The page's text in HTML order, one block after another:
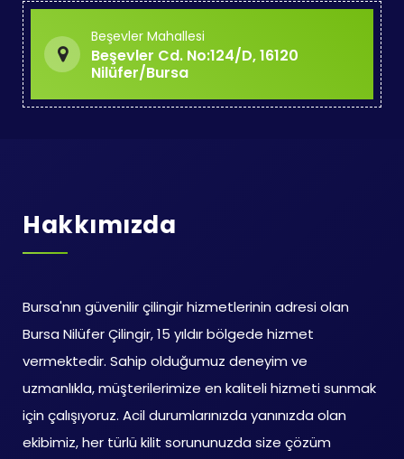
Beşevler Mahallesi
Beşevler Cd. No:124/D, 16120
Nilüfer/Bursa
Hakkımızda
Bursa'nın güvenilir çilingir hizmetlerinin adresi olan
Bursa Nilüfer Çilingir, 15 yıldır bölgede hizmet
vermektedir. Sahip olduğumuz deneyim ve
uzmanlıkla, müşterilerimize en kaliteli hizmeti sunmak
için çalışıyoruz. Acil durumlarınızda yanınızda olan
ekibimiz, her türlü kilit sorununuzda size çözüm